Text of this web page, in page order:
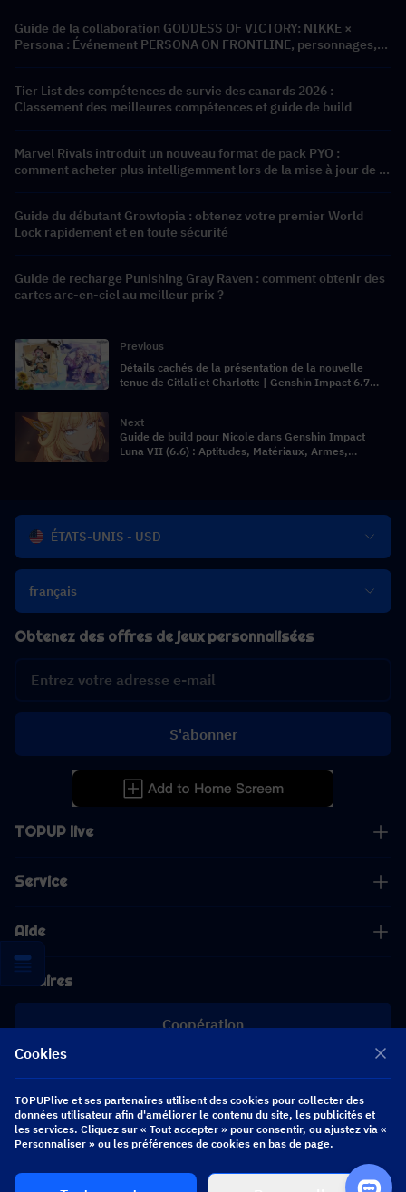
Guide de la collaboration GODDESS OF VICTORY: NIKKE ×
Persona : Événement PERSONA ON FRONTLINE, personnages,
Tier List des compétences de survie des canards 2026 :
Classement des meilleures compétences et guide de build
Marvel Rivals introduit un nouveau format de pack PYO :
comment acheter plus intelligemment lors de la mise à jour de la
Guide du débutant Growtopia : obtenez votre premier World
Lock rapidement et en toute sécurité
Guide de recharge Punishing Gray Raven : comment obtenir des
cartes arc-en-ciel au meilleur prix ?
Previous
Détails cachés de la présentation de la nouvelle
tenue de Citlali et Charlotte | Genshin Impact 6.7
Next
Guide de build pour Nicole dans Genshin Impact
Luna VII (6.6) : Aptitudes, Matériaux, Armes,
ÉTATS-UNIS - USD
français
TOPUP live
Service
Aide
Affaires
Coopération
[email protected]
Obtenez des offres de jeux personnalisées
S'abonner
Suivez-nous
Cookies
TOPUPlive et ses partenaires utilisent des cookies pour collecter des
données utilisateur afin d'améliorer le contenu du site, les publicités et
les services. Cliquez sur « Tout accepter » pour consentir, ou ajustez via «
Personnaliser » ou les préférences de cookies en bas de page.